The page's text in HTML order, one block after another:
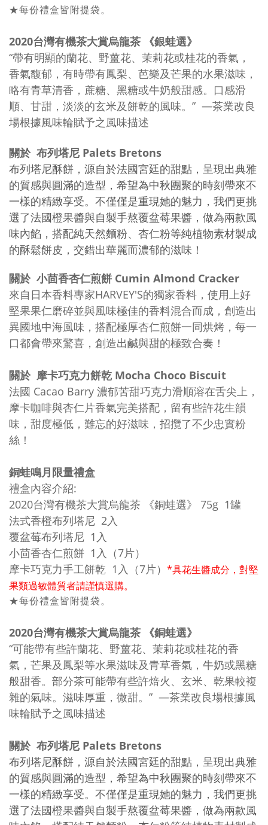
★每份禮盒皆附提袋。
2020台灣有機茶大賞烏龍茶 《銀蛙選》
“帶有明顯的蘭花、野薑花、茉莉花或桂花的香氣，
香氣馥郁，有時帶有鳳梨、芭樂及芒果的水果滋味，
略有青草清香，蔗糖、黑糖或牛奶般甜感。口感滑
順、甘甜，淡淡的玄米及餅乾的風味。” —茶業改良
場根據風味輪賦予之風味描述
關於 布列塔尼 Palets Bretons
布列塔尼酥餅，源自於法國宮廷的甜點，呈現出典雅
的質感與圓滿的造型，希望為中秋團聚的時刻帶來不
一樣的精緻享受。不僅僅是重現她的魅力，我們更挑
選了法國橙果醬與自製手熬覆盆莓果醬，做為兩款風
味內餡，搭配純天然麵粉、杏仁粉等純植物素材製成
的酥鬆餅皮，交錯出華麗而濃郁的滋味！
關於 小茴香杏仁煎餅 Cumin Almond Cracker
來自日本香料專家HARVEY'S的獨家香料，使用上好
堅果果仁磨碎並與風味極佳的香料混合而成，創造出
異國地中海風味，搭配極厚杏仁煎餅一同烘烤，每一
口都會帶來驚喜，創造出鹹與甜的極致合奏！
關於 摩卡巧克力餅乾 Mocha Choco Biscuit
法國 Cacao Barry 濃郁苦甜巧克力滑順溶在舌尖上，
摩卡咖啡與杏仁片香氣完美搭配，留有些許花生韻
味，甜度極低，難忘的好滋味，招攬了不少忠實粉
絲！
銅蛙鳴月限量禮盒
禮盒內容介紹:
2020台灣有機茶大賞烏龍茶 《銅蛙選》 75g 1罐
法式香橙布列塔尼 2入
覆盆莓布列塔尼 1入
小茴香杏仁煎餅 1入（7片）
摩卡巧克力手工餅乾 1入（7片） *具花生醬成分，對堅
果類過敏體質者請謹慎選購。
★每份禮盒皆附提袋。
2020台灣有機茶大賞烏龍茶 《銅蛙選》
“可能帶有些許蘭花、野薑花、茉莉花或桂花的香
氣，芒果及鳳梨等水果滋味及青草香氣，牛奶或黑糖
般甜香。部分茶可能帶有些許焙火、玄米、乾果較複
雜的氣味。滋味厚重，微甜。” —茶業改良場根據風
味輪賦予之風味描述
關於 布列塔尼 Palets Bretons
布列塔尼酥餅，源自於法國宮廷的甜點，呈現出典雅
的質感與圓滿的造型，希望為中秋團聚的時刻帶來不
一樣的精緻享受。不僅僅是重現她的魅力，我們更挑
選了法國橙果醬與自製手熬覆盆莓果醬，做為兩款風